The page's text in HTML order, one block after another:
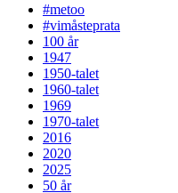
#metoo
#vimåsteprata
100 år
1947
1950-talet
1960-talet
1969
1970-talet
2016
2020
2025
50 år